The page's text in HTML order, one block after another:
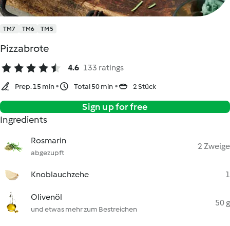
TM7 TM6 TM5
Pizzabrote
4.6 133 ratings
Prep. 15 min Total 50 min 2 Stück
Sign up for free
Ingredients
Rosmarin
abgezupft
2 Zweige
Knoblauchzehe 1
Olivenöl
und etwas mehr zum Bestreichen
50 g